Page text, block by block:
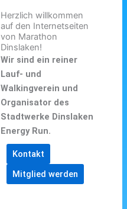
Herzlich willkommen
auf den Internetseiten
von Marathon
Dinslaken!
Wir sind ein reiner
Lauf- und
Walkingverein und
Organisator des
Stadtwerke Dinslaken
Energy Run.
Kontakt
Mitglied werden